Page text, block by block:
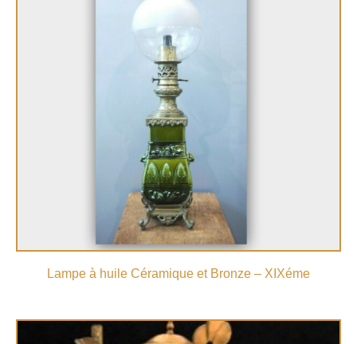
Lampe à huile Céramique et Bronze – XIXéme